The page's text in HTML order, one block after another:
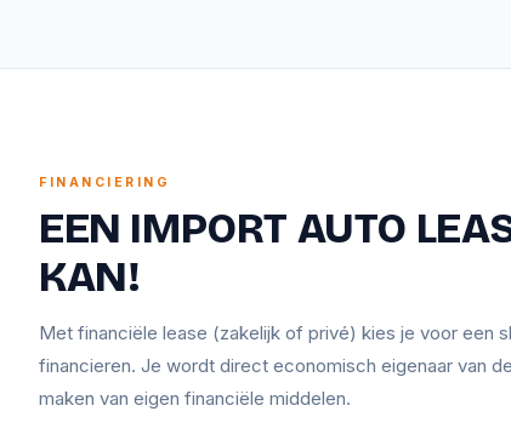
FINANCIERING
EEN IMPORT AUTO
KAN!
Met financiële lease (zakelijk of privé) kies je voor een
financieren. Je wordt direct economisch eigenaar van
maken van eigen financiële middelen.